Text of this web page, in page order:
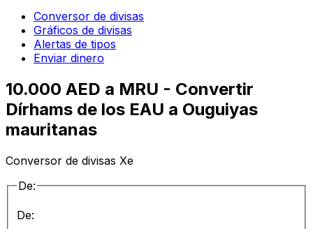
Conversor de divisas
Gráficos de divisas
Alertas de tipos
Enviar dinero
10.000 AED a MRU - Convertir
Dírhams de los EAU a Ouguiyas
mauritanas
Conversor de divisas Xe
De:
De: